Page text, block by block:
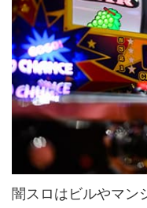
闇スロはビルやマン